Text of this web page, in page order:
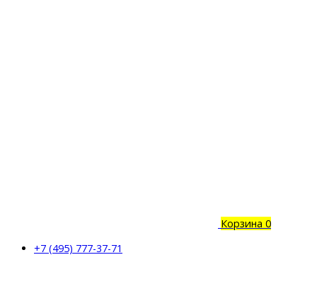
Корзина 0
+7 (495) 777-37-71